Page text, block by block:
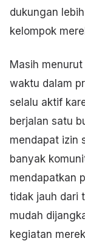
dukungan
kelompok
Masih
waktu dalam
selalu aktif
berjalan satu
mendapat izin
banyak
mendapatkan
tidak jauh dari
mudah
kegiatan